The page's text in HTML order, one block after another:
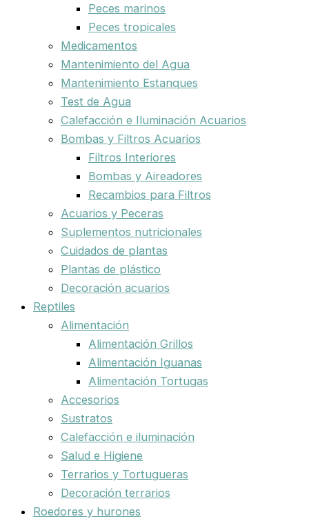
Peces marinos
Peces tropicales
Medicamentos
Mantenimiento del Agua
Mantenimiento Estanques
Test de Agua
Calefacción e Iluminación Acuarios
Bombas y Filtros Acuarios
Filtros Interiores
Bombas y Aireadores
Recambios para Filtros
Acuarios y Peceras
Suplementos nutricionales
Cuidados de plantas
Plantas de plástico
Decoración acuarios
Reptiles
Alimentación
Alimentación Grillos
Alimentación Iguanas
Alimentación Tortugas
Accesorios
Sustratos
Calefacción e iluminación
Salud e Higiene
Terrarios y Tortugueras
Decoración terrarios
Roedores y hurones